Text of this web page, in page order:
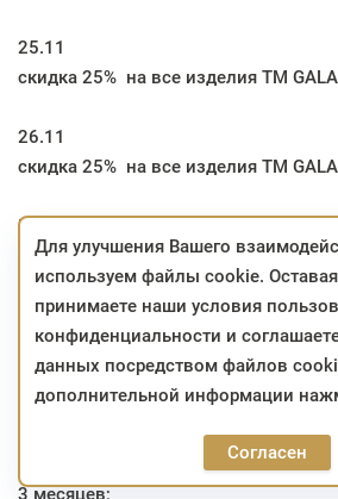
25.11
скидка 25% на все изделия ТМ
26.11
скидка 25% на все изделия ТМ
И скидка 15% на сопутствующие
все дни акции.
*скидка не суммируется с другими
*скидка не распространяется на
* изделия, участвующие в акции,
использованием карты «Халва» с
месяцев и «Карта покупок», «Карта
3 месяцев;
Для улучшения Вашего
используем файлы cookie.
принимаете наши условия
конфиденциальности и
данных посредством файлов
дополнительной информации
Согласен